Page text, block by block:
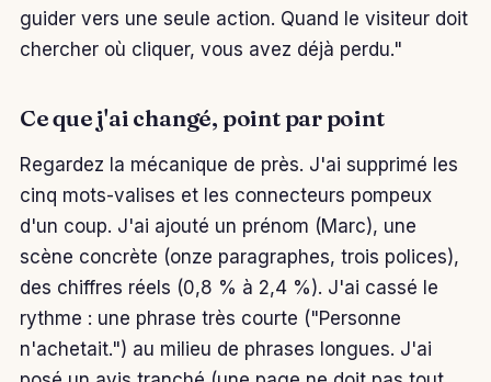
guider vers une seule action. Quand le visiteur doit
chercher où cliquer, vous avez déjà perdu."
Ce que j'ai changé, point par point
Regardez la mécanique de près. J'ai supprimé les
cinq mots-valises et les connecteurs pompeux
d'un coup. J'ai ajouté un prénom (Marc), une
scène concrète (onze paragraphes, trois polices),
des chiffres réels (0,8 % à 2,4 %). J'ai cassé le
rythme : une phrase très courte ("Personne
n'achetait.") au milieu de phrases longues. J'ai